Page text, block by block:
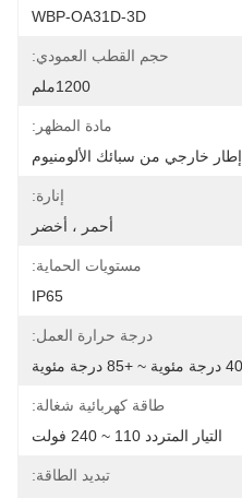
WBP-OA31D-3D
حجم القطب العمودي:
1200ملم
مادة المظهر:
إطار خارجي من سبائك الألومنيوم
إنارة:
أحمر ، أخضر
مستويات الحماية:
IP65
درجة حرارة العمل:
طاقة كهربائية شغالة:
التيار المتردد 110 ~ 240 فولت
تبديد الطاقة: